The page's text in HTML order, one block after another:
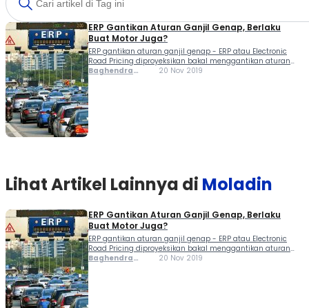
ERP Gantikan Aturan Ganjil Genap, Berlaku
Buat Motor Juga?
ERP gantikan aturan ganjil genap - ERP atau Electronic
Road Pricing diproyeksikan bakal menggantikan aturan
ganjil genap untuk kendaraan bermotor melintasi jalanan
Baghendra
20 Nov 2019
Lihat Artikel Lainnya di Moladin
ERP Gantikan Aturan Ganjil Genap, Berlaku
Buat Motor Juga?
ERP gantikan aturan ganjil genap - ERP atau Electronic
Road Pricing diproyeksikan bakal menggantikan aturan
ganjil genap untuk kendaraan bermotor melintasi jalanan
Baghendra
20 Nov 2019